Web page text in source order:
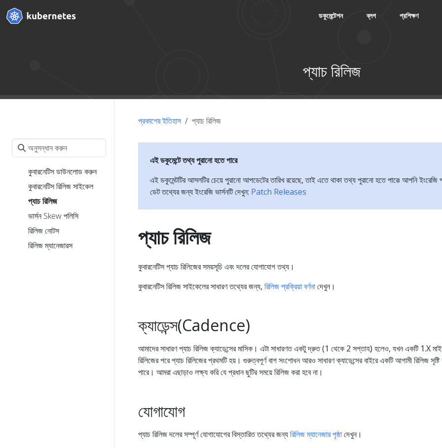
ডকুমেন্টেশন ব্লগ প্রশিক্ষণ
প্যাচ রিলিজ
কুবারনেটিস ডাউনলোড করুন
কুবারনেটিস রিলিজ সাইকেল
প্যাচ রিলিজ
ভার্সন Skew পলিসি
রিলিজ নোটস
রিলিজ ম্যানেজারস
প্রকাশের ইতিহাস প্যাচ রিলিজ
এই ডকুমেন্টে তথ্য পুরানো হতে পারে
এই ডকুমেন্টটির আসলটির চেয়ে পুরানো আপডেটের তারিখ রয়েছে, তাই এতে থাকা তথ্য পুরানো হতে পারে৷ আপনি
ডেট তথ্যের জন্য ইংরেজি ভার্সনটি দেখুন: Patch Releases
প্যাচ রিলিজ
কুবারনেটিস প্যাচ রিলিজের সময়সূচি এবং দলের যোগাযোগ তথ্য।
কুবারনেটিস রিলিজ সাইকেলের সাধারণ তথ্যের জন্য, রিলিজ প্রক্রিয়া বর্ণনাদেখুন।
ক্যাডেন্স(Cadence)
আমাদের সাধারণ প্যাচ রিলিজ ক্যাডেন্সের মাসিক। এটা সাধারণত একটু দ্রুত (1 থেকে 2 সপ্তাহ) হলেও, যখন একটি 1.X
রিলিজের পরে প্যাচ রিলিজের প্রথমটি হয়। গুরুত্বপূর্ণ বাগ সংশোধন আরও সাধারণ ক্যাডেন্সের বাইরে একটি আগামী রিলিজ
পারে। আমরা এছাড়াও লক্ষ্য করি যে প্রধান ছুটির সময়ে রিলিজ করা হবে না।
যোগাযোগ
প্যাচ রিলিজ দলের সম্পূর্ণ যোগাযোগের বিস্তারিত তথ্যের জন্যরিলিজ ম্যানেজার পৃষ্ঠাদেখুন।